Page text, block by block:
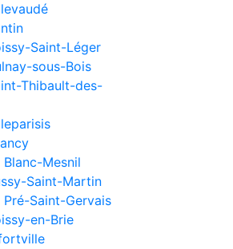
Saint-Léger
sous-Bois
Thibault-des-
Blanc-Mesnil
Saint-Martin
Pré-Saint-Gervais
en-Brie